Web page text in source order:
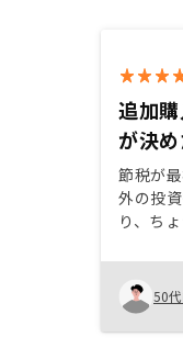
追加
が決
節税が
外の投
り、ち
若干物
もあり
ぼ全て
なくロ
厚くさ
50